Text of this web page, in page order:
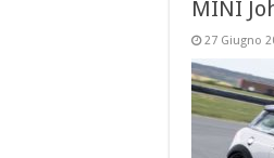
MINI
27 Giugno